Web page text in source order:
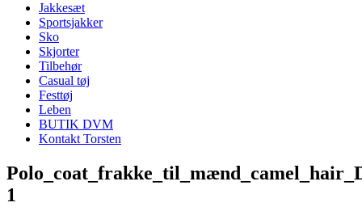
Jakkesæt
Sportsjakker
Sko
Skjorter
Tilbehør
Casual tøj
Festtøj
Leben
BUTIK DVM
Kontakt Torsten
1